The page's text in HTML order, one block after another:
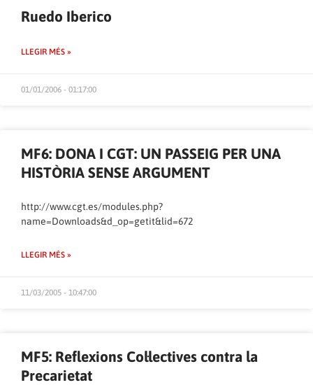
Ruedo Iberico
LLEGIR MÉS »
01/01/2006 - 01:17:00
MF6: DONA I CGT: UN PASSEIG PER UNA
HISTÒRIA SENSE ARGUMENT
http://www.cgt.es/modules.php?
name=Downloads&d_op=getit&lid=672
LLEGIR MÉS »
11/03/2005 - 10:47:00
MF5: Reflexions Col·lectives contra la
Precarietat